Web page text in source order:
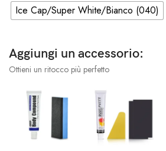
Ice Cap/Super White/Bianco (040)
Aggiungi un accessorio:
Ottieni un ritocco più perfetto